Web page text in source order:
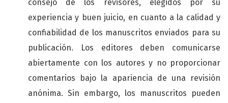
consejo de los revisores, elegidos por su
experiencia y buen juicio, en cuanto a la calidad y
confiabilidad de los manuscritos enviados para su
publicación. Los editores deben comunicarse
abiertamente con los autores y no proporcionar
comentarios bajo la apariencia de una revisión
anónima. Sin embargo, los manuscritos pueden